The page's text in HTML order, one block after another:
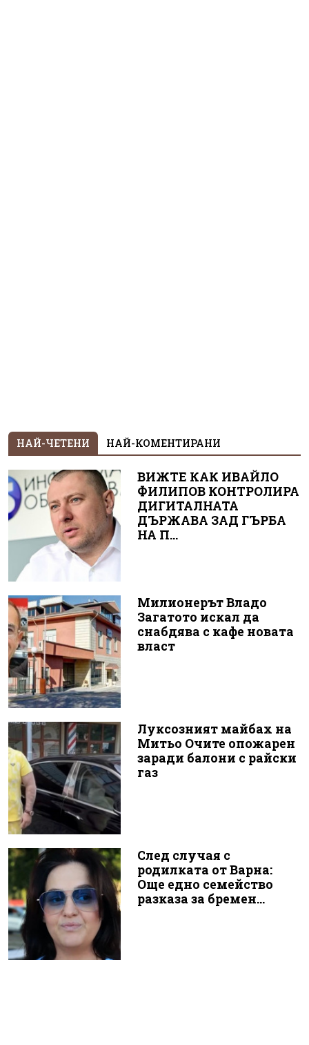
НАЙ-ЧЕТЕНИ НАЙ-КОМЕНТИРАНИ
ВИЖТЕ КАК ИВАЙЛО
ФИЛИПОВ КОНТРОЛИРА
ДИГИТАЛНАТА
ДЪРЖАВА ЗАД ГЪРБА
НА П...
Милионерът Владо
Загатото искал да
снабдява с кафе новата
власт
Луксозният майбах на
Митьо Очите опожарен
заради балони с райски
газ
След случая с
родилката от Варна:
Още едно семейство
разказа за бремен...